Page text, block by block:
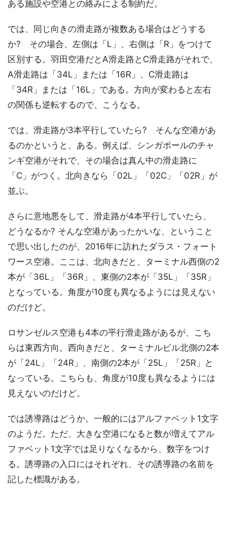
ある施設や空港との絡みによる制約だ。
では、同じ向きの滑走路が複数ある場合はどうする
か? その場合、左側は「L」、右側は「R」をつけて
区別する。羽田空港だとA滑走路とC滑走路がそれで、
A滑走路は「34L」または「16R」、C滑走路は
「34R」または「16L」である。方向が変わると左右
の関係も逆転するので、こうなる。
では、滑走路が3本平行していたら? そんな空港があ
るのかというと、ある。例えば、シンガポールのチャ
ンギ空港がそれで、その場合は真ん中の滑走路に
「C」がつく。北向きなら「02L」「02C」「02R」が
並ぶ。
さらに意地悪をして、滑走路が4本平行していたら、
どうなるか? そんな空港があったかいな、ということ
で思い出したのが、2016年に訪れたダラス・フォート
ワース空港。ここは、北向きだと、ターミナル西側の2
本が「36L」「36R」、東側の2本が「35L」「35R」
となっている。角度が10度も異なるようには見えない
のだけど。
ロサンゼルス空港も4本の平行滑走路があるが、こち
らは東西方向。西向きだと、ターミナルビル北側の2本
が「24L」「24R」、南側の2本が「25L」「25R」と
なっている。こちらも、角度が10度も異なるようには
見えないのだけど。
では誘導路はどうか。一般的にはアルファベット1文字
のようだ。ただ、大きな空港になると数が増えてアル
ファベット1文字では足りなくなるから、数字をつけ
る。誘導路の入口にはそれぞれ、その誘導路の名前を
記した標識がある。